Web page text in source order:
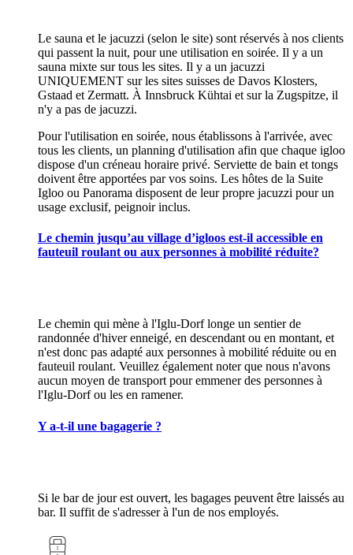
Le sauna et le jacuzzi (selon le site) sont réservés à nos clients
qui passent la nuit, pour une utilisation en soirée. Il y a un
sauna mixte sur tous les sites. Il y a un jacuzzi
UNIQUEMENT sur les sites suisses de Davos Klosters,
Gstaad et Zermatt. À Innsbruck Kühtai et sur la Zugspitze, il
n'y a pas de jacuzzi.
Pour l'utilisation en soirée, nous établissons à l'arrivée, avec
tous les clients, un planning d'utilisation afin que chaque igloo
dispose d'un créneau horaire privé. Serviette de bain et tongs
doivent être apportées par vos soins. Les hôtes de la Suite
Igloo ou Panorama disposent de leur propre jacuzzi pour un
usage exclusif, peignoir inclus.
Le chemin jusqu’au village d’igloos est-il accessible en
fauteuil roulant ou aux personnes à mobilité réduite?
Le chemin qui mène à l'Iglu-Dorf longe un sentier de
randonnée d'hiver enneigé, en descendant ou en montant, et
n'est donc pas adapté aux personnes à mobilité réduite ou en
fauteuil roulant. Veuillez également noter que nous n'avons
aucun moyen de transport pour emmener des personnes à
l'Iglu-Dorf ou les en ramener.
Y a-t-il une bagagerie ?
Si le bar de jour est ouvert, les bagages peuvent être laissés au
bar. Il suffit de s'adresser à l'un de nos employés.